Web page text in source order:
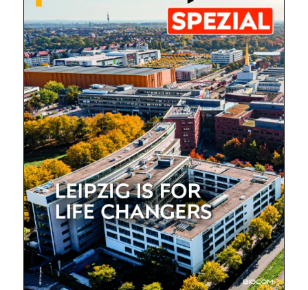
Mit dem |transkript-Newsletter
jede Woche aktuell informiert.
E-
Mail
(erforderlich)